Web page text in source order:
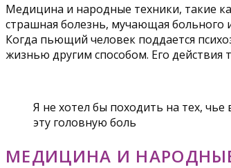
Медицина и народные техники, такие
страшная болезнь, мучающая больного
Когда пьющий человек поддается
жизнью другим способом. Его
Я не хотел бы походить на тех,
эту головную боль
МЕДИЦИНА И